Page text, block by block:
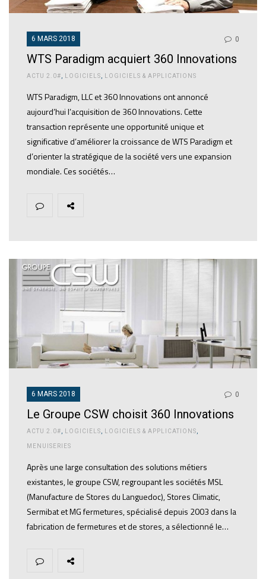
6 MARS 2018 0
WTS Paradigm acquiert 360 Innovations
ACTU 2.0#, LOGICIELS, LOGICIELS & APPLICATIONS
WTS Paradigm, LLC et 360 Innovations ont annoncé
aujourd’hui l’acquisition de 360 ​​Innovations. Cette
transaction représente une opportunité unique et
significative d’améliorer la croissance de WTS Paradigm et
d’orienter la stratégique de la société vers une expansion
mondiale. Ces sociétés…
6 MARS 2018 0
Le Groupe CSW choisit 360 Innovations
ACTU 2.0# LOGICIELS LOGICIELS & APPLICATIONS
MENUISERIES
Après une large consultation des solutions métiers
existantes, le groupe CSW, regroupant les sociétés MSL
(Manufacture de Stores du Languedoc), Stores Climatic,
Sermibat et MG fermetures, spécialisé depuis 2003 dans la
fabrication de fermetures et de stores, a sélectionné le…